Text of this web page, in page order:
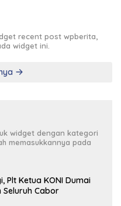
recent post wpberita,
widget ini.
widget dengan kategori
memasukkannya pada
Plt Ketua KONI Dumai
Cabor